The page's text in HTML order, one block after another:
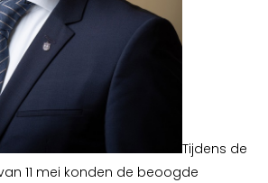
Tijdens de
11 mei konden de beoogde